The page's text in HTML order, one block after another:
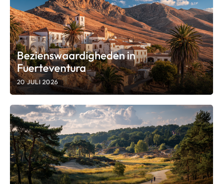
Bezienswaardigheden in
Fuerteventura
20 JULI 2026